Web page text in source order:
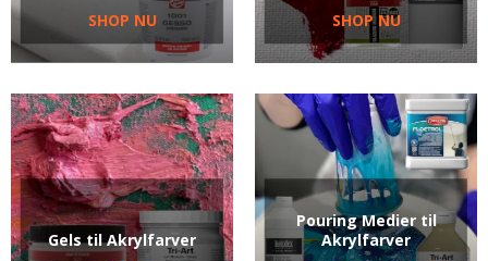
SHOP NU
SHOP NU
Gels til Akrylfarver
Pouring Medier til
Akrylfarver